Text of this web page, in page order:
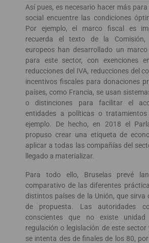
Así pues, es necesario hacer más
social encuentre las condiciones
Por ejemplo, el marco fiscal es
recuerda el texto de la Comisión,
europeos han desarrollado un
para este sector, con exenciones
reducciones del IVA, reducciones del
incentivos fiscales para donaciones
países, como Francia, se usan
o distinciones para facilitar el
entidades a políticas o tratamientos
ejemplo. De hecho, en 2018 el
propuso crear una etiqueta de
aplicar a todas las compañías del
llegado a materializar.
Para todo ello, Bruselas prevé
comparativo de las diferentes
distintos países de la Unión, que sirva
de propuesta. Las autoridades
conscientes que no existe
regulación o legislación de este
se intenta des de finales de los 80,